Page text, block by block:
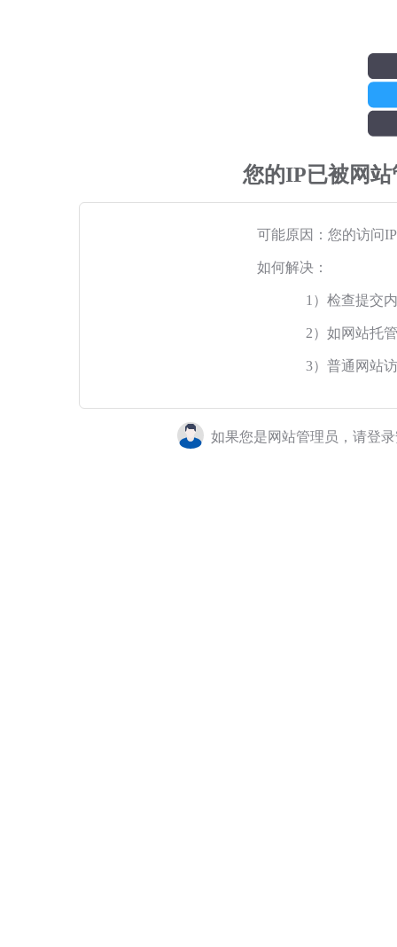
您的IP已被网
可能原因：您的访问
如何解决：
1）检查提交
2）如网站托
3）普通网站
如果您是网站管理员，请登